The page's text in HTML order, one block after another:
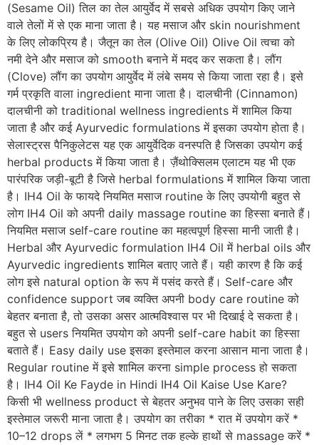
(Sesame Oil) तिल का तेल आयुर्वेद में सबसे अधिक उपयोग किए जाने
वाले तेलों में से एक माना जाता है। यह मसाज और skin nourishment
के लिए लोकप्रिय है। जैतून का तेल (Olive Oil) Olive Oil त्वचा को
नमी देने और मसाज को smooth बनाने में मदद कर सकता है। लौंग
(Clove) लौंग का उपयोग आयुर्वेद में लंबे समय से किया जाता रहा है। इसे
गर्म प्रकृति वाला ingredient माना जाता है। दालचीनी (Cinnamon)
दालचीनी को traditional wellness ingredients में शामिल किया
जाता है और कई Ayurvedic formulations में इसका उपयोग होता है।
सेलास्ट्रस पैनिकुलेटस यह एक आयुर्वेदिक वनस्पति है जिसका उपयोग कई
herbal products में किया जाता है। ज़ैंथोक्सिलम एलाटम यह भी एक
पारंपरिक जड़ी-बूटी है जिसे herbal formulations में शामिल किया जाता
है। IH4 Oil के फायदे नियमित मसाज routine के लिए उपयोगी बहुत से
लोग IH4 Oil को अपनी daily massage routine का हिस्सा बनाते हैं।
नियमित मसाज self-care routine का महत्वपूर्ण हिस्सा मानी जाती है।
Herbal और Ayurvedic formulation IH4 Oil में herbal oils और
Ayurvedic ingredients शामिल बताए जाते हैं। यही कारण है कि कई
लोग इसे natural option के रूप में पसंद करते हैं। Self-care और
confidence support जब व्यक्ति अपनी body care routine को
बेहतर बनाता है, तो उसका असर आत्मविश्वास पर भी दिखाई दे सकता है।
बहुत से users नियमित उपयोग को अपनी self-care habit का हिस्सा
बताते हैं। Easy daily use इसका इस्तेमाल करना आसान माना जाता है।
Regular routine में इसे शामिल करना simple process हो सकता
है। IH4 Oil Ke Fayde in Hindi IH4 Oil Kaise Use Kare?
किसी भी wellness product से बेहतर अनुभव पाने के लिए उसका सही
इस्तेमाल जरूरी माना जाता है। उपयोग का तरीका * रात में उपयोग करें *
10–12 drops लें * लगभग 5 मिनट तक हल्के हाथों से massage करें *